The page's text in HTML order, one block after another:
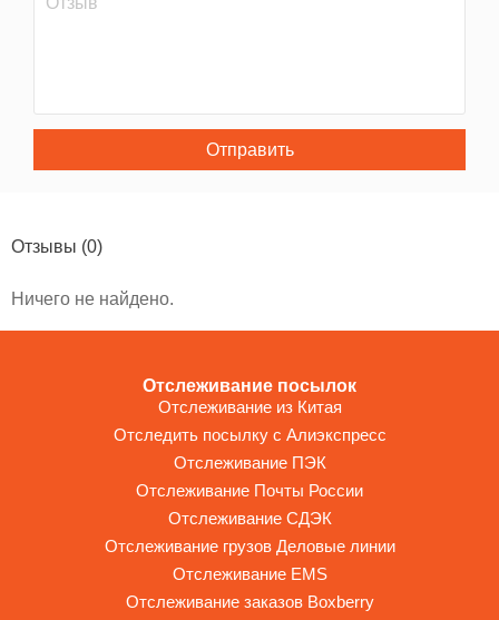
Отправить
Отзывы (0)
Ничего не найдено.
Отслеживание посылок
Отслеживание из Китая
Отследить посылку с Алиэкспресс
Отслеживание ПЭК
Отслеживание Почты России
Отслеживание СДЭК
Отслеживание грузов Деловые линии
Отслеживание EMS
Отслеживание заказов Boxberry